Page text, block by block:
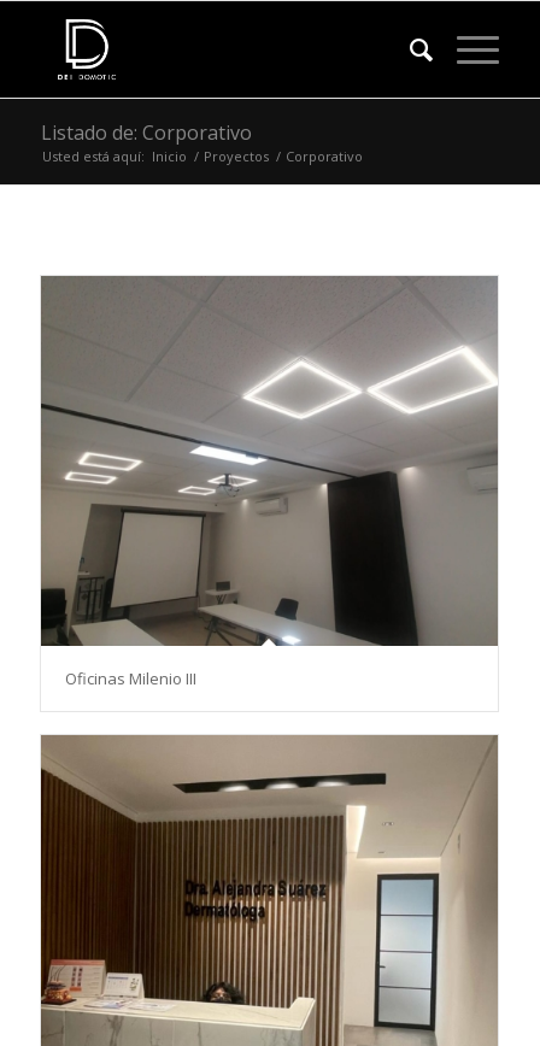
Listado de: Corporativo
Usted está aquí: Inicio / Proyectos / Corporativo
Oficinas Milenio III